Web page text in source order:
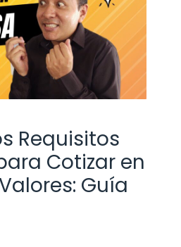
Requisitos
Cotizar en
Guía